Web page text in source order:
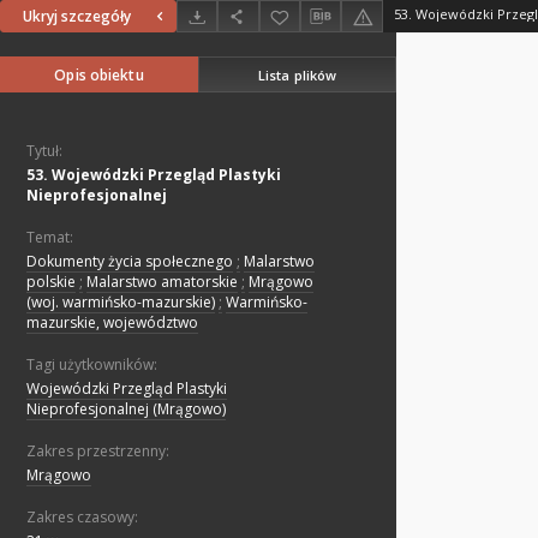
Ukryj szczegóły 53. Wojewódzki
Opis obiektu Lista plików
Tytuł:
53. Wojewódzki Przegląd Plastyki
Nieprofesjonalnej
Temat:
Dokumenty życia społecznego ; Malarstwo
polskie ; Malarstwo amatorskie ; Mrągowo
(woj. warmińsko-mazurskie) ; Warmińsko-
mazurskie, województwo
Tagi użytkowników:
Wojewódzki Przegląd Plastyki
Nieprofesjonalnej (Mrągowo)
Zakres przestrzenny:
Mrągowo
Zakres czasowy: